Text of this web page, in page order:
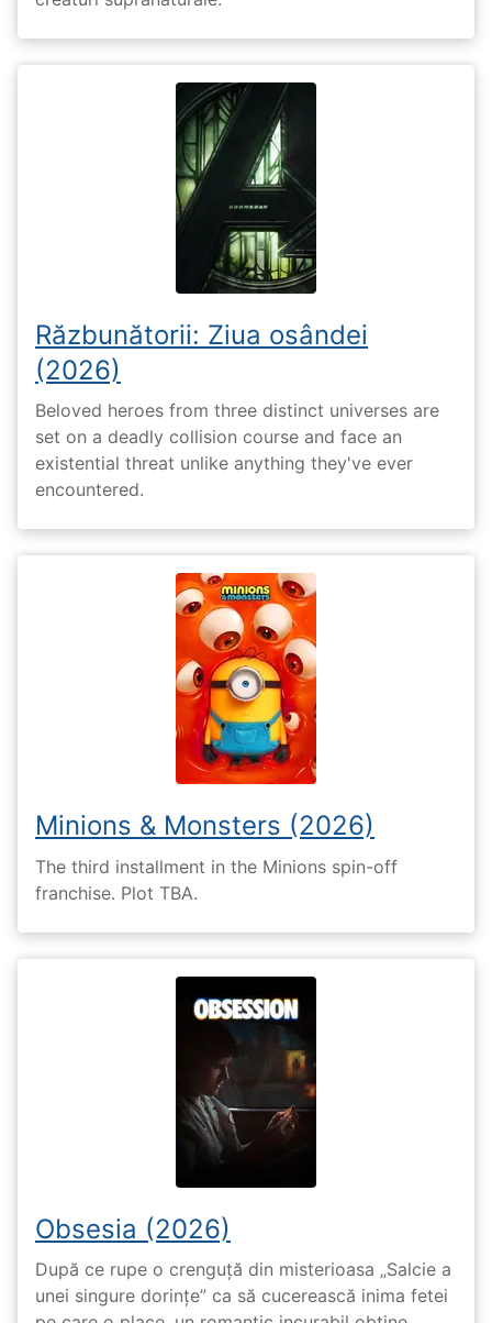
Răzbunătorii: Ziua osândei
(2026)
Beloved heroes from three distinct universes are
set on a deadly collision course and face an
existential threat unlike anything they've ever
encountered.
Minions & Monsters (2026)
The third installment in the Minions spin-off
franchise. Plot TBA.
Obsesia (2026)
După ce rupe o crenguță din misterioasa „Salcie a
unei singure dorințe” ca să cucerească inima fetei